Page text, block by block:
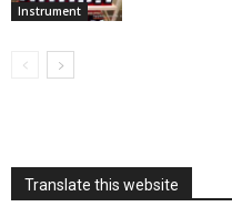
Instrument
Translate this website